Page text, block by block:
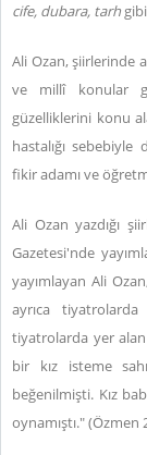
cife, dubara, tarh
Ali Ozan, şiirlerinde
ve millî konular
güzelliklerini konu
hastalığı sebebiyle
fikir adamı ve
Ali Ozan yazdığı
Gazetesi'nde
yayımlayan Ali
ayrıca
tiyatrolarda yer
bir kız isteme
beğenilmişti. Kız
oynamıştı." (Özmen